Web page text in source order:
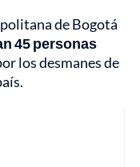
de Bogotá
45 personas
los desmanes de